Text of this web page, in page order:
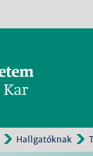
Hallgatóknak